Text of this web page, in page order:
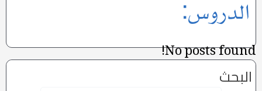
الدروس:
No posts found!
البحث